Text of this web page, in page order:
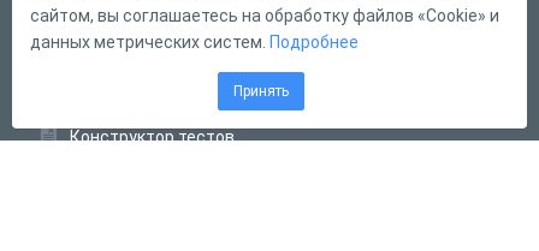
Форма обратной связи
Конструктор тестов
сайтом, вы соглашаетесь на обработку файлов «Cookie» и
данных метрических систем. Подробнее
Принять